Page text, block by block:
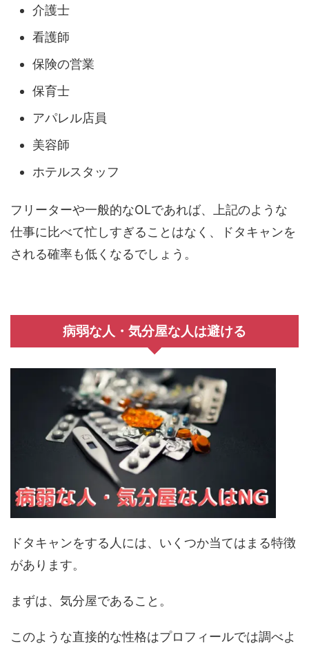
介護士
看護師
保険の営業
保育士
アパレル店員
美容師
ホテルスタッフ
フリーターや一般的なOLであれば、上記のような
仕事に比べて忙しすぎることはなく、ドタキャンを
される確率も低くなるでしょう。
病弱な人・気分屋な人は避ける
ドタキャンをする人には、いくつか当てはまる特徴
があります。
まずは、気分屋であること。
このような直接的な性格はプロフィールでは調べよ